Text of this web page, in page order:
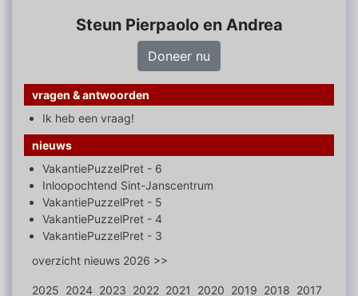
Steun Pierpaolo en Andrea
Doneer nu
vragen & antwoorden
Ik heb een vraag!
nieuws
VakantiePuzzelPret - 6
Inloopochtend Sint-Janscentrum
VakantiePuzzelPret - 5
VakantiePuzzelPret - 4
VakantiePuzzelPret - 3
overzicht nieuws 2026 >>
2025 2024 2023 2022 2021 2020 2019 2018 2017